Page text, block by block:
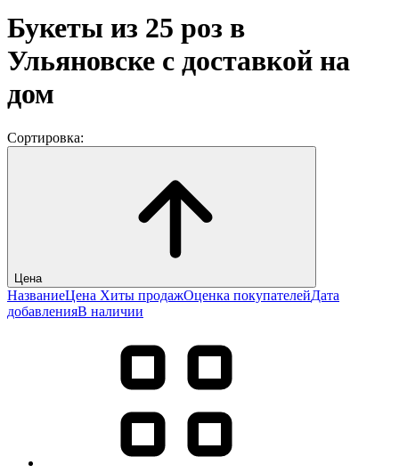
Букеты из 25 роз в
Ульяновске с доставкой на
дом
Сортировка:
Цена
НазваниеЦена Хиты продажОценка покупателейДата
добавленияВ наличии